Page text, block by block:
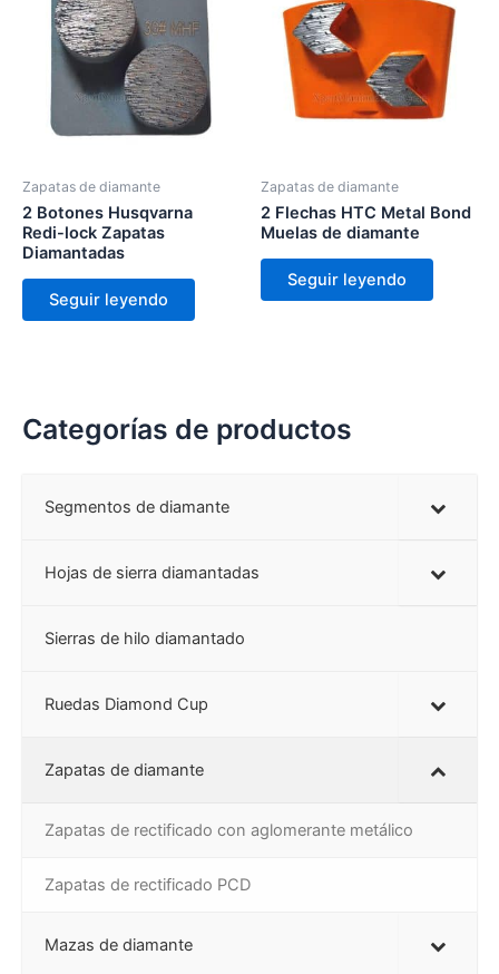
Zapatas de diamante
2 Botones Husqvarna
Redi-lock Zapatas
Diamantadas
Seguir leyendo
Zapatas de diamante
2 Flechas HTC Metal Bond
Muelas de diamante
Seguir leyendo
Categorías de productos
Segmentos de diamante
Hojas de sierra diamantadas
Sierras de hilo diamantado
Ruedas Diamond Cup
Zapatas de diamante
Zapatas de rectificado con aglomerante metálico
Zapatas de rectificado PCD
Mazas de diamante